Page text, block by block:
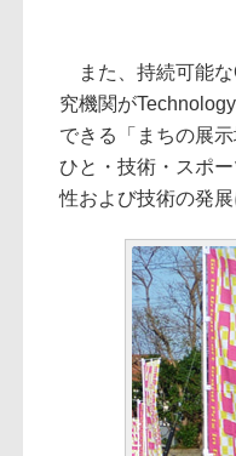
また、持続可能な
究機関が
できる「まちの展
ひと・技術・スポ
性および技術の発